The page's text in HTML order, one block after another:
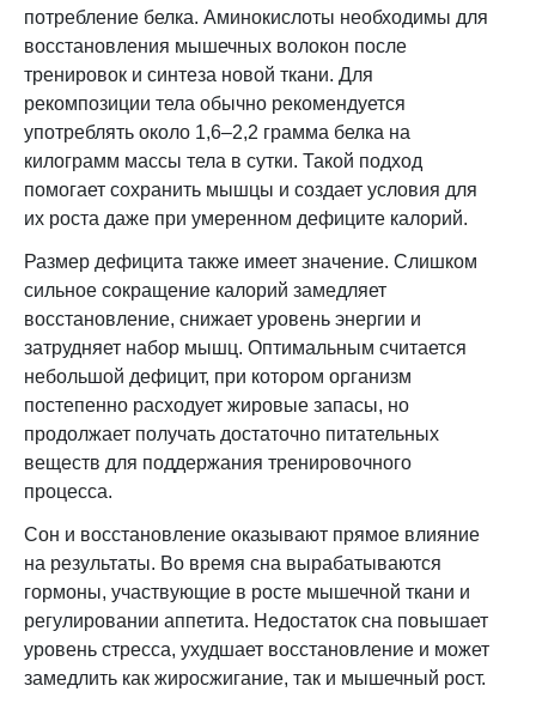
потребление белка. Аминокислоты необходимы для
восстановления мышечных волокон после
тренировок и синтеза новой ткани. Для
рекомпозиции тела обычно рекомендуется
употреблять около 1,6–2,2 грамма белка на
килограмм массы тела в сутки. Такой подход
помогает сохранить мышцы и создает условия для
их роста даже при умеренном дефиците калорий.
Размер дефицита также имеет значение. Слишком
сильное сокращение калорий замедляет
восстановление, снижает уровень энергии и
затрудняет набор мышц. Оптимальным считается
небольшой дефицит, при котором организм
постепенно расходует жировые запасы, но
продолжает получать достаточно питательных
веществ для поддержания тренировочного
процесса.
Сон и восстановление оказывают прямое влияние
на результаты. Во время сна вырабатываются
гормоны, участвующие в росте мышечной ткани и
регулировании аппетита. Недостаток сна повышает
уровень стресса, ухудшает восстановление и может
замедлить как жиросжигание, так и мышечный рост.